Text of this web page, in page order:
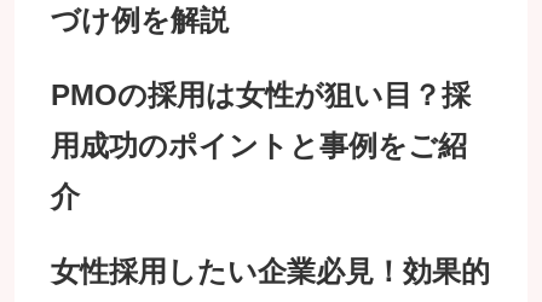
づけ例を解説
PMOの採用は女性が狙い目？採
用成功のポイントと事例をご紹
介
女性採用したい企業必見！効果的